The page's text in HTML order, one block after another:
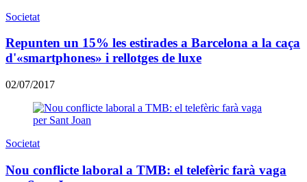
Societat
Repunten un 15% les estirades a Barcelona a la caça
d'«smartphones» i rellotges de luxe
02/07/2017
Societat
Nou conflicte laboral a TMB: el telefèric farà vaga